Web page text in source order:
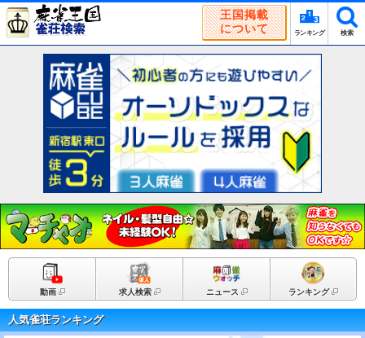
王国掲載
について
ランキング 検索
動画 求人検索 ニュース ランキング
人気雀荘ランキング